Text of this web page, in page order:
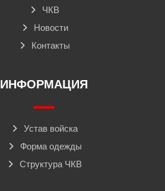
ЧКВ
Новости
Контакты
ИНФОРМАЦИЯ
Устав войска
Форма одежды
Структура ЧКВ